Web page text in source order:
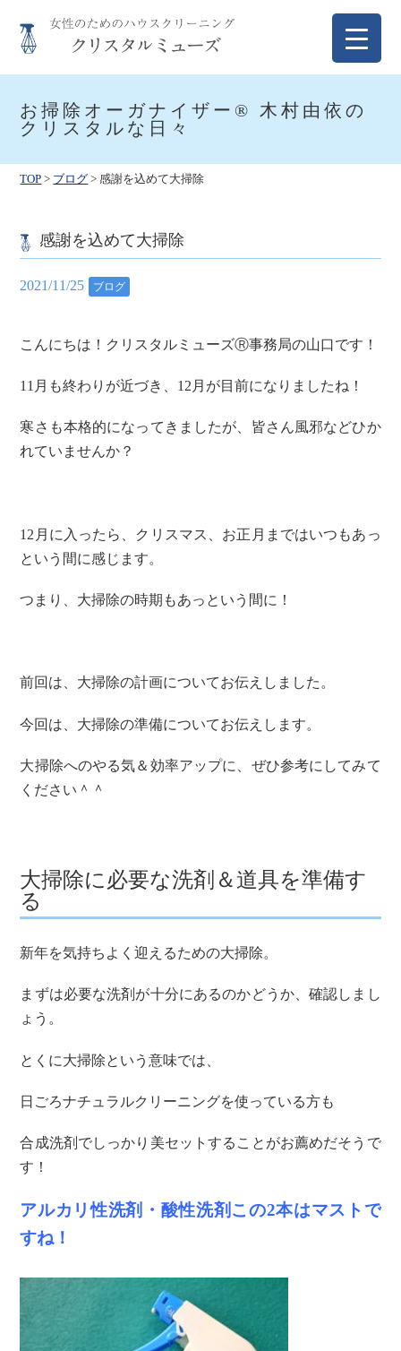
content
お掃除オーガナイザー® 木村由依の
クリスタルな日々
TOP > ブログ >感謝を込めて大掃除
感謝を込めて大掃除
2021/11/25 ブログ
こんにちは！クリスタルミューズⓇ事務局の山口です！
11月も終わりが近づき、12月が目前になりましたね！
寒さも本格的になってきましたが、皆さん風邪などひか
れていませんか？
12月に入ったら、クリスマス、お正月まではいつもあっ
という間に感じます。
つまり、大掃除の時期もあっという間に！
前回は、大掃除の計画についてお伝えしました。
今回は、大掃除の準備についてお伝えします。
大掃除へのやる気＆効率アップに、ぜひ参考にしてみて
ください＾＾
大掃除に必要な洗剤＆道具を準備す
る
新年を気持ちよく迎えるための大掃除。
まずは必要な洗剤が十分にあるのかどうか、確認しまし
ょう。
とくに大掃除という意味では、
日ごろナチュラルクリーニングを使っている方も
合成洗剤でしっかり美セットすることがお薦めだそうで
す！
アルカリ性洗剤・酸性洗剤この2本はマストで
すね！